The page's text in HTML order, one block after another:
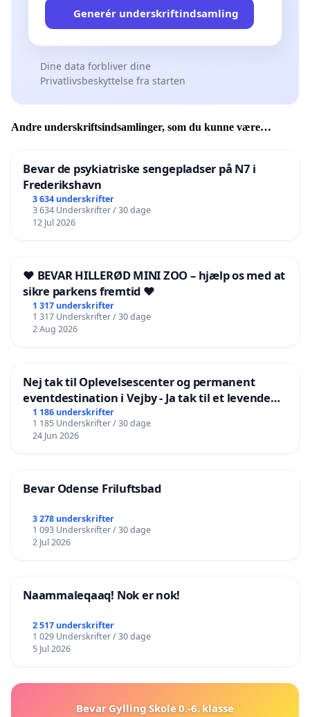
Generér underskriftindsamling
Dine data forbliver dine
Privatlivsbeskyttelse fra starten
Andre underskriftsindsamlinger, som du kunne være
Bevar de psykiatriske sengepladser på N7 i
Frederikshavn
3 634 underskrifter
3 634 Underskrifter / 30 dage
12 Jul 2026
❤️ BEVAR HILLERØD MINI ZOO – hjælp os med at
sikre parkens fremtid ❤️
1 317 underskrifter
1 317 Underskrifter / 30 dage
2 Aug 2026
Nej tak til Oplevelsescenter og permanent
eventdestination i Vejby - Ja tak til et levende
lokalområde i balance
1 186 underskrifter
1 185 Underskrifter / 30 dage
24 Jun 2026
Bevar Odense Friluftsbad
3 278 underskrifter
1 093 Underskrifter / 30 dage
2 Jul 2026
Naammaleqaaq! Nok er nok!
2 517 underskrifter
1 029 Underskrifter / 30 dage
5 Jul 2026
Bevar Gylling Skole 0.-6. klasse